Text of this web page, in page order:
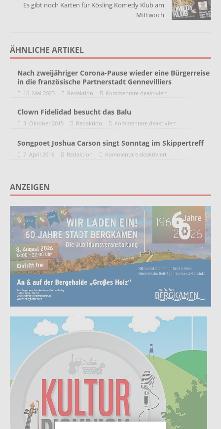
Es gibt noch Karten für Kösling Komedy Klub am
Mittwoch
ÄHNLICHE ARTIKEL
Nach zweijähriger Corona-Pause wieder eine Bürgerreise
in die französische Partnerstadt Gennevilliers
16. Mai 2023 Redaktion Kommentare deaktiviert
Clown Fidelidad besucht das Balu
3. Oktober 2015 Redaktion Kommentare deaktiviert
Songpoet Joshua Carson singt Sonntag im Skippertreff
7. April 2016 Redaktion Kommentare deaktiviert
ANZEIGEN